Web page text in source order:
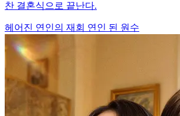
찬 결혼식으로 끝난다.
헤어진 연인의 재회 연인 된 원수